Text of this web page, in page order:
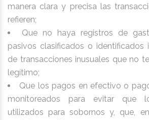
manera clara y precisa las
refieren;
Que no haya registros de
pasivos clasificados o identificados
de transacciones inusuales que no
legítimo;
Que los pagos en efectivo o
monitoreados para evitar que
utilizados para sobornos y, que,